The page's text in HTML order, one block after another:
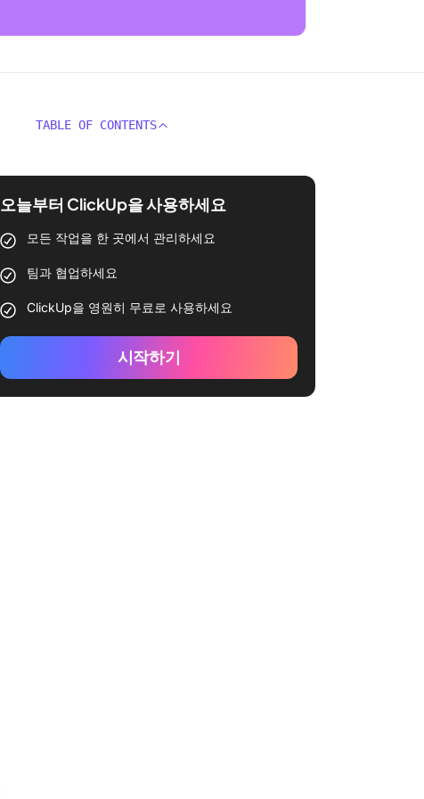
TABLE OF CONTENTS
오늘부터 ClickUp을 사용하세요
모든 작업을 한 곳에서 관리하세요
팀과 협업하세요
ClickUp을 영원히 무료로 사용하세요
시작하기